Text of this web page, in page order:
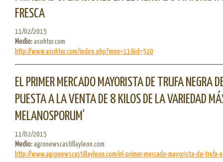
FRESCA
11/02/2015
Medio:asohtur.com
http://www.asohtur.com/index.php?men=11&id=520
EL PRIMER MERCADO MAYORISTA DE TRUFA NEGRA
PUESTA A LA VENTA DE 8 KILOS DE LA VARIEDAD
MELANOSPORUM'
11/02/2015
Medio:agronewscastillayleon.com
http://www.agronewscastillayleon.com/el-primer-mercado-mayorista-de-trufa-